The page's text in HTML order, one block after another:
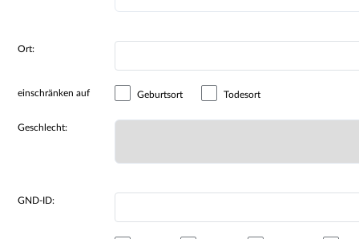
Ort:
einschränken auf Geburtsort Todesort
Geschlecht:
GND-ID: